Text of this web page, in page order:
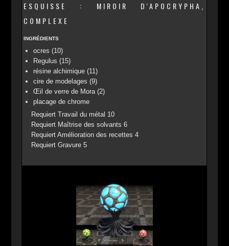
ESQUISSE : MIROIR D'APOCRYPHA,
COMPLEXE
INGRÉDIENTS
ocres (10)
Regulus (15)
résine alchimique (11)
cire de modelages (9)
Œil de verre de Mora (2)
placage de chrome
Requiert Travail du métal 10
Requiert Maîtrise des solvants 6
Requiert Amélioration des recettes 4
Requiert Gravure 5